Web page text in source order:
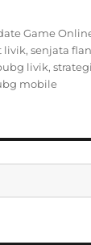
Game
livik,senjata
livik,
mobile